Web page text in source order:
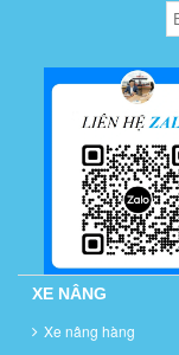
XE NÂNG
Xe nâng hàng